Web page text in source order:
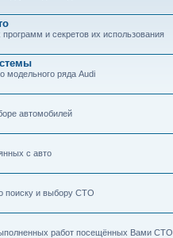
и секретов их использования
модельного ряда Audi
автомобилей
с авто
поиску и выбору СТО
работ посещённых Вами СТО